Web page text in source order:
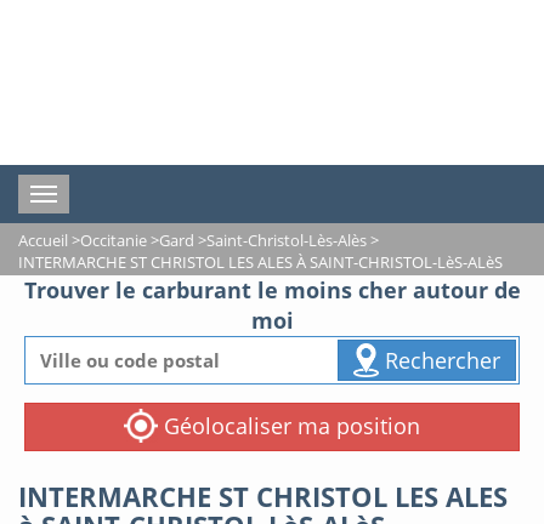
Toggle
navigation
Accueil >Occitanie>Gard >Saint-Christol-Lès-Alès>
INTERMARCHE ST CHRISTOL LES ALES À SAINT-CHRISTOL-LèS-ALèS
Trouver le carburant le moins cher autour de
moi
Rechercher
Géolocaliser ma position
INTERMARCHE ST CHRISTOL LES ALES